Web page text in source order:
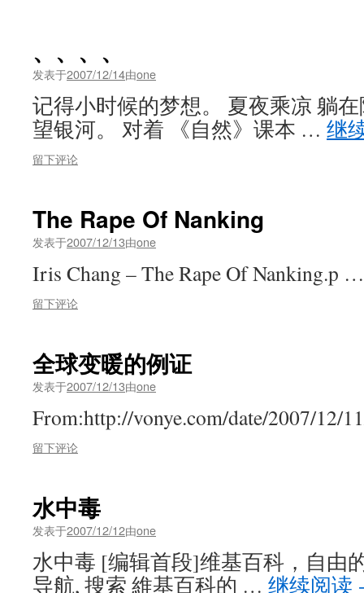
、、、、
发表于2007/12/14由one
记得小时候的梦想。 夏夜乘凉 躺
望银河。 对着 《自然》课本 … 继
留下评论
The Rape Of Nanking
发表于2007/12/13由one
Iris Chang – The Rape Of Nanking.p
留下评论
全球变暖的例证
发表于2007/12/13由one
From:http://vonye.com/date/2007/12/
留下评论
水中毒
发表于2007/12/12由one
水中毒 [编辑首段]维基百科，自由
导航, 搜索 維基百科的 … 继续阅读